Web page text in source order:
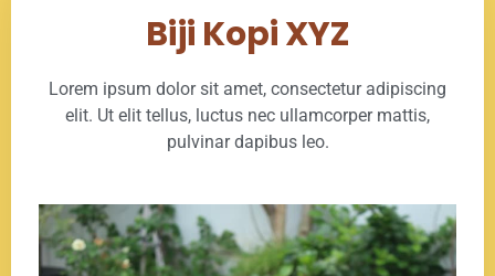
Biji Kopi XYZ
Lorem ipsum dolor sit amet, consectetur adipiscing
elit. Ut elit tellus, luctus nec ullamcorper mattis,
pulvinar dapibus leo.